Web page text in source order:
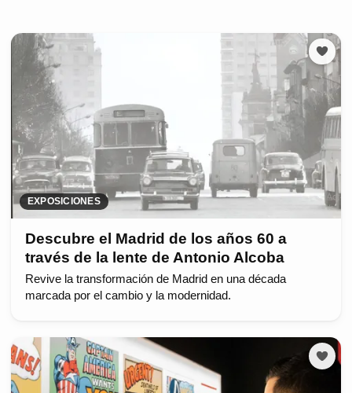
EXPOSICIONES
Descubre el Madrid de los años 60 a
través de la lente de Antonio Alcoba
Revive la transformación de Madrid en una década
marcada por el cambio y la modernidad.